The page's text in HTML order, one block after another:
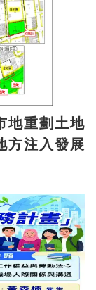
地重劃土地
注入發展